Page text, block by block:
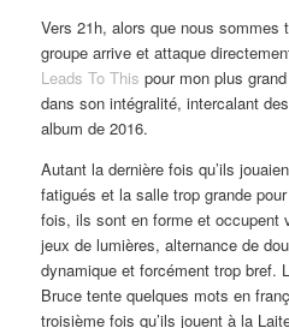
Vers 21h, alors que nous
groupe arrive et attaque
Leads To This pour mon plus
dans son intégralité, intercalant
album de 2016.
Autant la dernière fois qu’ils
fatigués et la salle trop grande
fois, ils sont en forme et occupent
jeux de lumières, alternance de
dynamique et forcément trop bref.
Bruce tente quelques mots en
troisième fois qu’ils jouent à la